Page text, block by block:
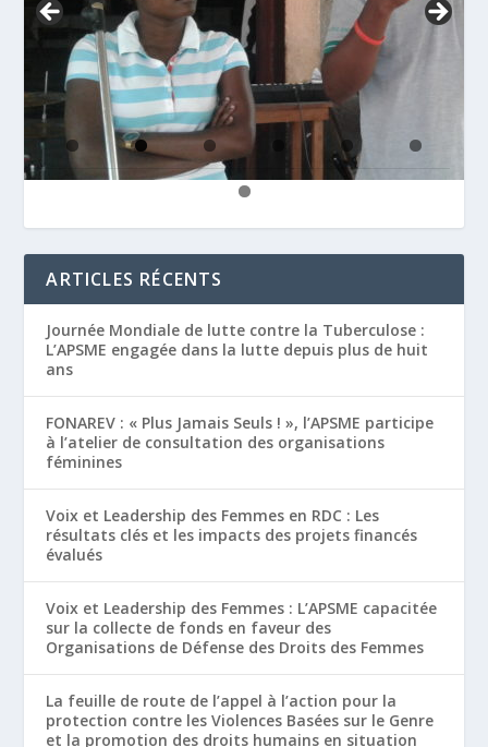
ARTICLES RÉCENTS
Journée Mondiale de lutte contre la Tuberculose :
L’APSME engagée dans la lutte depuis plus de huit
ans
FONAREV : « Plus Jamais Seuls ! », l’APSME participe
à l’atelier de consultation des organisations
féminines
Voix et Leadership des Femmes en RDC : Les
résultats clés et les impacts des projets financés
évalués
Voix et Leadership des Femmes : L’APSME capacitée
sur la collecte de fonds en faveur des
Organisations de Défense des Droits des Femmes
La feuille de route de l’appel à l’action pour la
protection contre les Violences Basées sur le Genre
et la promotion des droits humains en situation